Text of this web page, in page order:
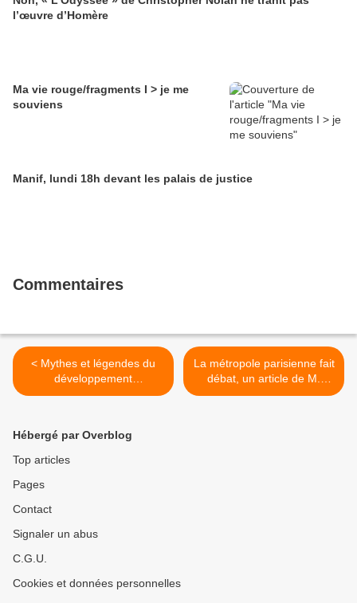
l’œuvre d’Homère
Ma vie rouge/fragments I > je me
souviens
Manif, lundi 18h devant les palais de justice
Commentaires
< Mythes et légendes du
développement
territorial.Laurent
La métropole parisienne fait
débat, un article de M.
Staat dans l'Humanité sur la
Hébergé par Overblog
Top articles
Pages
Contact
Signaler un abus
C.G.U.
Cookies et données personnelles